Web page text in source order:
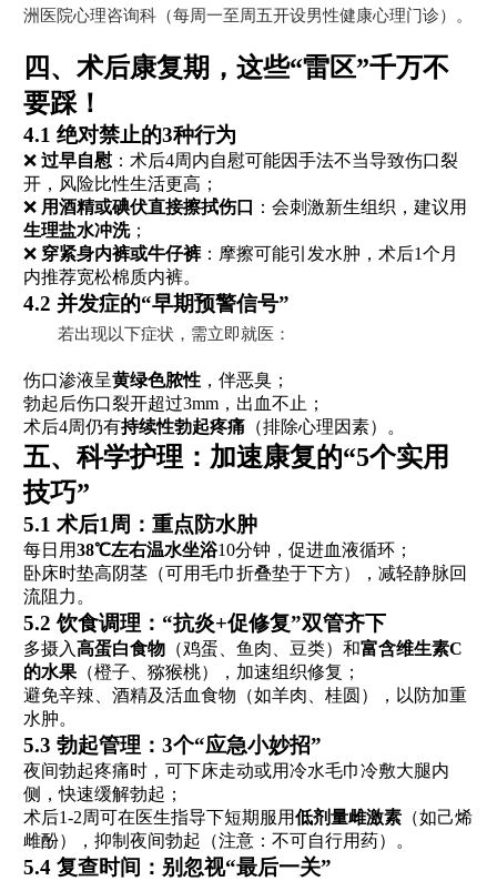
洲医院心理咨询科（每周一至周五开设男性健康心理门诊）。
四、术后康复期，这些“雷区”千万不
要踩！
4.1 绝对禁止的3种行为
❌ 过早自慰 ：术后4周内自慰可能因手法不当导致伤口裂
开，风险比性生活更高；
❌ 用酒精或碘伏直接擦拭伤口
：会刺激新生组织，建议用
生理盐水冲洗；
❌ 穿紧身内裤或牛仔裤：摩擦可能引发水肿，术后1个月
内推荐宽松棉质内裤。
4.2 并发症的“早期预警信号”
若出现以下症状，需立即就医：
伤口渗液呈黄绿色脓性 ，伴恶臭；
勃起后伤口裂开超过3mm，出血不止；
术后4周仍有持续性勃起疼痛 （排除心理因素）。
五、科学护理：加速康复的“5个实用
技巧”
5.1 术后1周：重点防水肿
每日用38℃左右温水坐浴10分钟，促进血液循环；
卧床时垫高阴茎（可用毛巾折叠垫于下方），减轻静脉回
流阻力。
5.2 饮食调理：“抗炎+促修复”双管齐下
多摄入高蛋白食物 （鸡蛋、鱼肉、豆类）和富含维生素C
的水果 （橙子、猕猴桃），加速组织修复；
避免辛辣、酒精及活血食物（如羊肉、桂圆），以防加重
水肿。
5.3 勃起管理：3个“应急小妙招”
夜间勃起疼痛时，可下床走动或用冷水毛巾冷敷大腿内
侧，快速缓解勃起；
术后1-2周可在医生指导下短期服用低剂量雌激素 （如己烯
雌酚），抑制夜间勃起（注意：不可自行用药）。
5.4 复查时间：别忽视“最后一关”